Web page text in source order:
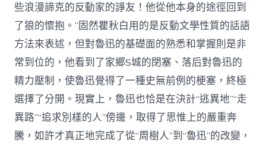
些浪漫諦克的反動家的諍友！他從他本身的途徑回到
了狼的懷抱。”固然瞿秋白用的是反動文學性質的話語
方法來表述，但對魯迅的基礎面的熟悉和掌握則是非
常到位的，他看到了家鄉S城的閉塞、落后對魯迅的
精力壓制，使魯迅覺得了一種史無前例的梗塞，終極
選擇了分開。現實上，魯迅也恰是在決計“逃異地”“走
異路”“追求別樣的人”傍邊，取得了思惟上的嚴重奔
騰，如許才真正地完成了從“周樹人”到“魯迅”的改變，